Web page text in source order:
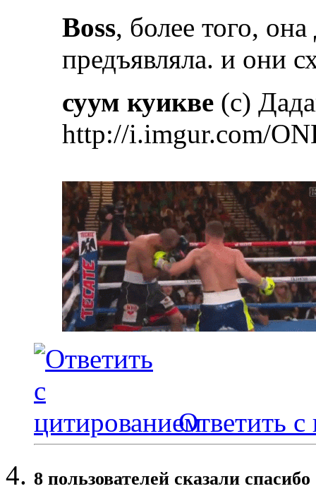
Boss, более того,
предъявляла. и они
суум куикве (с)
http://i.imgur.com/
Ответить с
8 пользователей сказали